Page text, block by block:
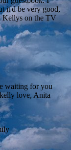
it'd be very good,
Kellys on the TV
waiting for you
love, Anita